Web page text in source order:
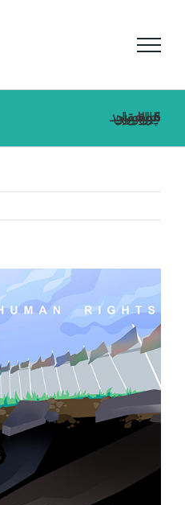
فراخوان بین المللی پوسترو کارتون هلوساید
تصویر
بزرگتر